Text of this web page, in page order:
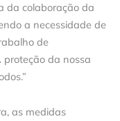
da colaboração da
a necessidade de
de
proteção da nossa
as medidas